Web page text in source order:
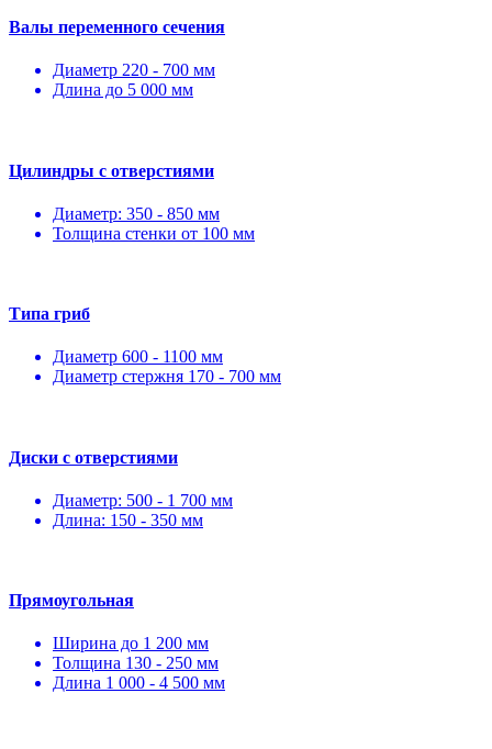
Валы переменного сечения
Диаметр 220 - 700 мм
Длина до 5 000 мм
Цилиндры с отверстиями
Диаметр: 350 - 850 мм
Толщина стенки от 100 мм
Типа гриб
Диаметр 600 - 1100 мм
Диаметр стержня 170 - 700 мм
Диски с отверстиями
Диаметр: 500 - 1 700 мм
Длина: 150 - 350 мм
Прямоугольная
Ширина до 1 200 мм
Толщина 130 - 250 мм
Длина 1 000 - 4 500 мм